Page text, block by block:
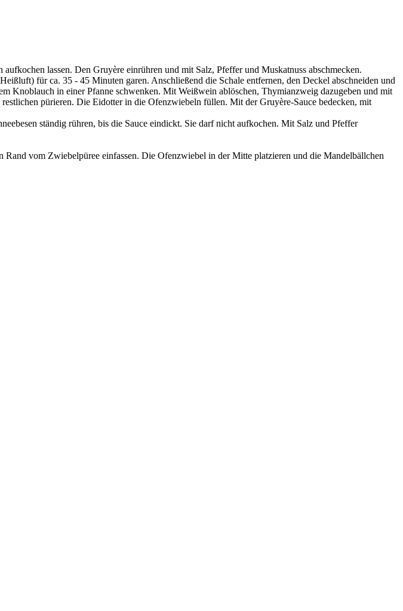
lassen. Den Gruyère einrühren und mit Salz, Pfeffer und Muskatnuss abschmecken.
für ca. 35 - 45 Minuten garen. Anschließend die Schale entfernen, den Deckel abschneiden und
Knoblauch in einer Pfanne schwenken. Mit Weißwein ablöschen, Thymianzweig dazugeben und mit
pürieren. Die Eidotter in die Ofenzwiebeln füllen. Mit der Gruyère-Sauce bedecken, mit
ständig rühren, bis die Sauce eindickt. Sie darf nicht aufkochen. Mit Salz und Pfeffer
vom Zwiebelpüree einfassen. Die Ofenzwiebel in der Mitte platzieren und die Mandelbällchen